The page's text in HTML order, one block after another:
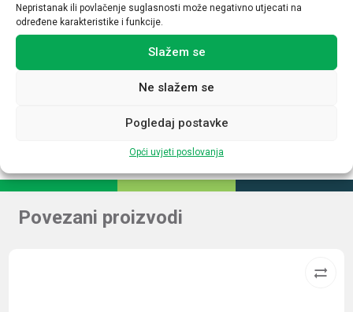
Nepristanak ili povlačenje suglasnosti može negativno utjecati na
određene karakteristike i funkcije.
Slažem se
Ne slažem se
Pogledaj postavke
Opći uvjeti poslovanja
5
Izlazna struja (A)
Povezani proizvodi